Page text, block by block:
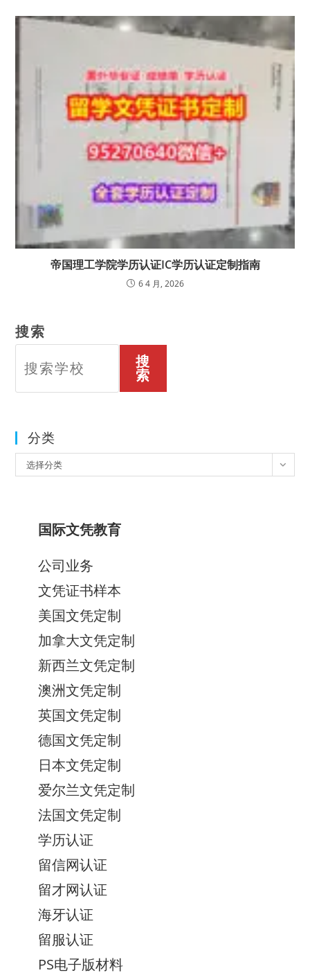
帝国理工学院学历认证IC学历认证定制指南
6 4 月, 2026
搜索
搜
索
分类
类
选择分类
国际文凭教育
公司业务
文凭证书样本
美国文凭定制
加拿大文凭定制
新西兰文凭定制
澳洲文凭定制
英国文凭定制
德国文凭定制
日本文凭定制
爱尔兰文凭定制
法国文凭定制
学历认证
留信网认证
留才网认证
海牙认证
留服认证
PS电子版材料